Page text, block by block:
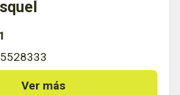
Ver más